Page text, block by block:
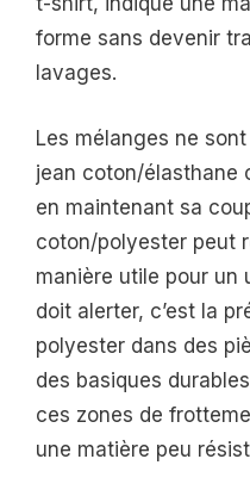
forme sans devenir
lavages.
Les mélanges ne
jean coton/élasthane
en maintenant sa
coton/polyester peut
manière utile pour un
doit alerter, c’est la
polyester dans des
des basiques
ces zones de
une matière peu